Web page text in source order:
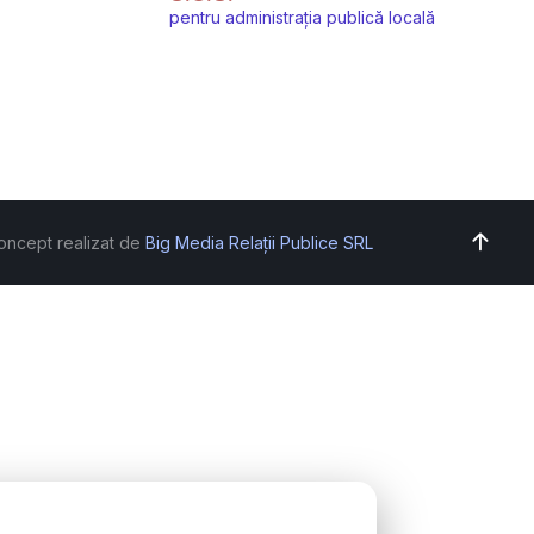
pentru administrația publică locală
realizat de Big Media Relații Publice SRL